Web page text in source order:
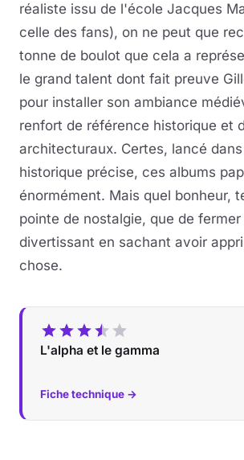
réaliste issu de l'école Jacques
celle des fans), on ne peut que
tonne de boulot que cela a
le grand talent dont fait preuve
pour installer son ambiance
renfort de référence historique et
architecturaux. Certes, lancé
historique précise, ces albums
énormément. Mais quel bonheur,
pointe de nostalgie, que de
divertissant en sachant avoir
chose.
L'alpha et le gamma
Fiche technique →